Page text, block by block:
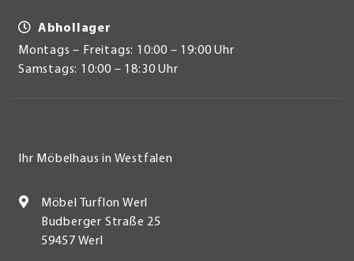
Abhollager
Montags – Freitags: 10:00 – 19:00 Uhr
Samstags: 10:00 – 18:30 Uhr
Ihr Möbelhaus in Westfalen
Möbel Turflon Werl
Budberger Straße 25
59457 Werl